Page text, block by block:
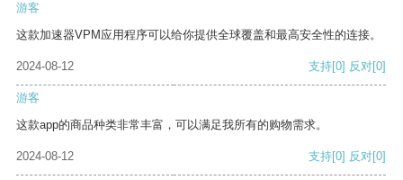
游客
这款加速器VPM应用程序可以给你提供全球覆盖和最高安全性的连接。
2024-08-12 支持[0] 反对[0]
游客
这款app的商品种类非常丰富，可以满足我所有的购物需求。
2024-08-12 支持[0] 反对[0]